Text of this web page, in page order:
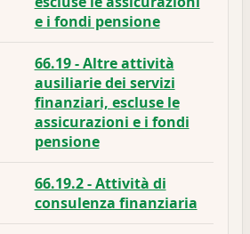
e i fondi pensione
66.19 - Altre attività
ausiliarie dei servizi
finanziari, escluse le
assicurazioni e i fondi
pensione
66.19.2 - Attività di
consulenza finanziaria